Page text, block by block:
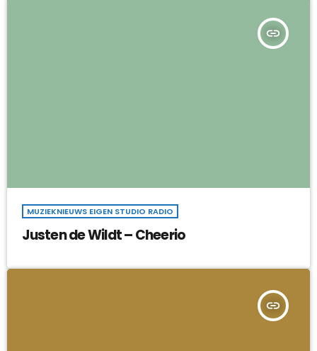
insert_link
MUZIEKNIEUWS EIGEN STUDIO RADIO
Justen de Wildt – Cheerio
insert_link